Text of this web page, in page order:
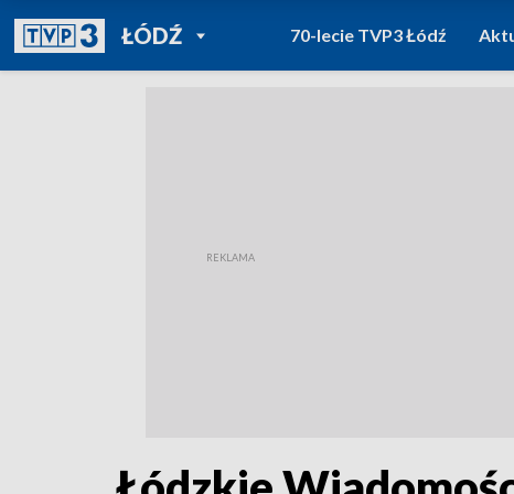
ŁÓDŹPOWRÓT DO
TVP REGIONY
70-lecie TVP3 Łódź